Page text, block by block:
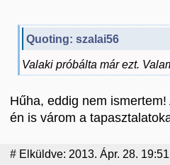
Quoting: szalai56
Valaki próbálta már ezt.
Hűha, eddig nem
én is várom a
# Elküldve: 2013. Ápr. 28. 19:51